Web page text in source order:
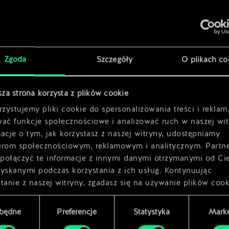
Zgoda Szczegóły O plikach
strona korzysta z plików cookie
pliki cookie do spersonalizowania treści i
funkcje społecznościowe i analizować ruch w naszej
o tym, jak korzystasz z naszej witryny, udostępniamy
społecznościowym, reklamowym i analitycznym.
te informacje z innymi danymi otrzymanymi od
podczas korzystania z ich usług. Kontynuując
z naszej witryny, zgadasz się na używanie plików
Preferencje Statystyka